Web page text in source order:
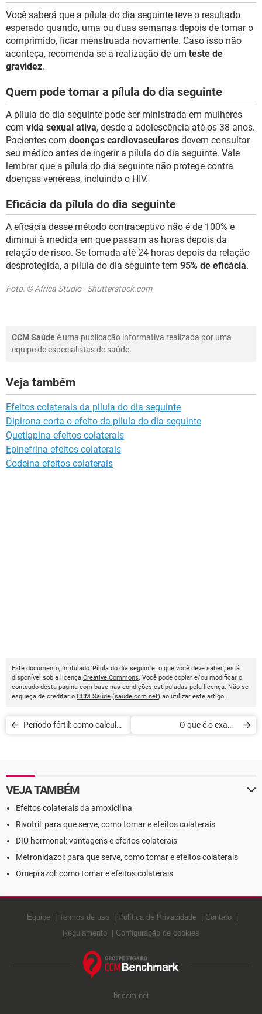
Você saberá que a pílula do dia seguinte teve o resultado
esperado quando, uma ou duas semanas depois de tomar o
comprimido, ficar menstruada novamente. Caso isso não
aconteça, recomenda-se a realização de um teste de
gravidez.
Quem pode tomar a pílula do dia seguinte
A pílula do dia seguinte pode ser ministrada em mulheres
com vida sexual ativa, desde a adolescência até os 38 anos.
Pacientes com doenças cardiovasculares devem consultar
seu médico antes de ingerir a pílula do dia seguinte. Vale
lembrar que a pílula do dia seguinte não protege contra
doenças venéreas, incluindo o HIV.
Eficácia da pílula do dia seguinte
A eficácia desse método contraceptivo não é de 100% e
diminui à medida em que passam as horas depois da
relação de risco. Se tomada até 24 horas depois da relação
desprotegida, a pílula do dia seguinte tem 95% de eficácia.
Foto: © Africa Studio - Shutterstock.com
CCM Saúdeé uma publicação informativa realizada por uma
equipe de especialistas de saúde.
Veja também
Efeitos colaterais da pilula do dia seguinte
Dipirona corta o efeito da pilula do dia seguinte
Quetiapina efeitos colaterais
Epinefrina efeitos colaterais
Codeina efeitos colaterais
Este documento, intitulado 'Pílula do dia seguinte: o que você deve saber', está
disponível sob a licença Creative Commons. Você pode copiar e/ou modificar o
conteúdo desta página com base nas condições estipuladas pela licença. Não se
esqueça de creditar o CCM Saúde (saude.ccm.net) ao utilizar este artigo.
Período fértil: como calcular
O que é o exame
VEJA TAMBÉM
Efeitos colaterais da amoxicilina
Rivotril: para que serve, como tomar e efeitos colaterais
DIU hormonal: vantagens e efeitos colaterais
Metronidazol: para que serve, como tomar e efeitos colaterais
Omeprazol: como tomar e efeitos colaterais
Equipe Termos de uso Política de Privacidade
Contato
Regulamento
Configuração de cookies
br.ccm.net